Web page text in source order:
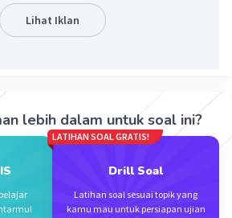
Lihat Iklan
lebih dalam untuk soal ini?
LATIHAN SOAL GRATIS!
Drill Soal
Latihan soal sesuai topik yang
kamu mau untuk persiapan ujian